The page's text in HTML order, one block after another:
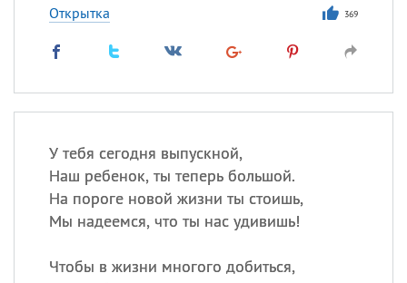
Открытка 369
У тебя сегодня выпускной,
Наш ребенок, ты теперь большой.
На пороге новой жизни ты стоишь,
Мы надеемся, что ты нас удивишь!
Чтобы в жизни многого добиться,